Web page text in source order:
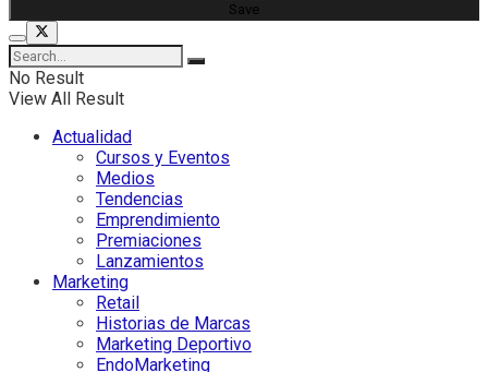
No Result
View All Result
Actualidad
Cursos y Eventos
Medios
Tendencias
Emprendimiento
Premiaciones
Lanzamientos
Marketing
Retail
Historias de Marcas
Marketing Deportivo
EndoMarketing